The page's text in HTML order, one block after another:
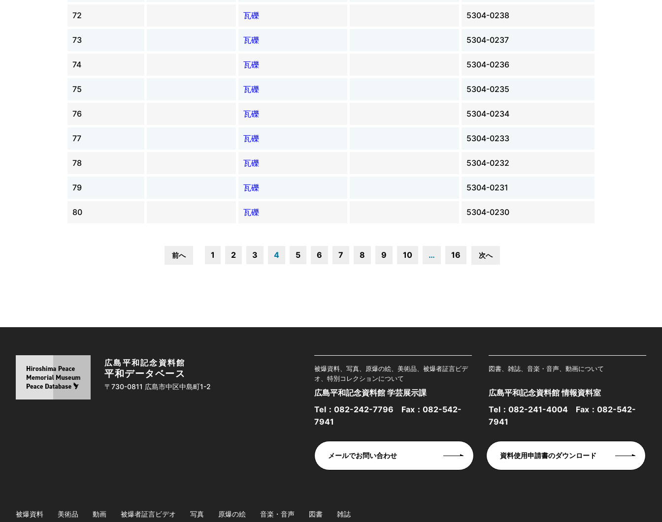
72 瓦礫 5304-0238
73 瓦礫 5304-0237
74 瓦礫 5304-0236
75 瓦礫 5304-0235
76 瓦礫 5304-0234
77 瓦礫 5304-0233
78 瓦礫 5304-0232
79 瓦礫 5304-0231
80 瓦礫 5304-0230
前へ 1 2 3 4 5 6 7 8 9 10 … 16 次へ
広島平和記念資料館
平和データベース
〒730-0811 広島市中区中島町1-2
被爆資料、写真、原爆の絵、美術品、被爆者証言ビデ
オ、特別コレクションについて
広島平和記念資料館 学芸展示課
Tel： 082-242-7796 Fax：082-542-
7941
図書、雑誌、音楽・音声、動画について
広島平和記念資料館 情報資料室
Tel： 082-241-4004 Fax：082-542-
7941
メールでお問い合わせ 資料使用申請書のダウンロード
被爆資料 美術品 動画 被爆者証言ビデオ 写真 原爆の絵 音楽・音声 図書 雑誌